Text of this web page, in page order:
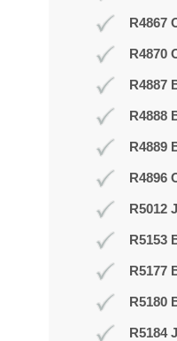
R4867
R4870
R4887
R4888
R4889
R4896
R5012
R5153
R5177
R5180
R5184